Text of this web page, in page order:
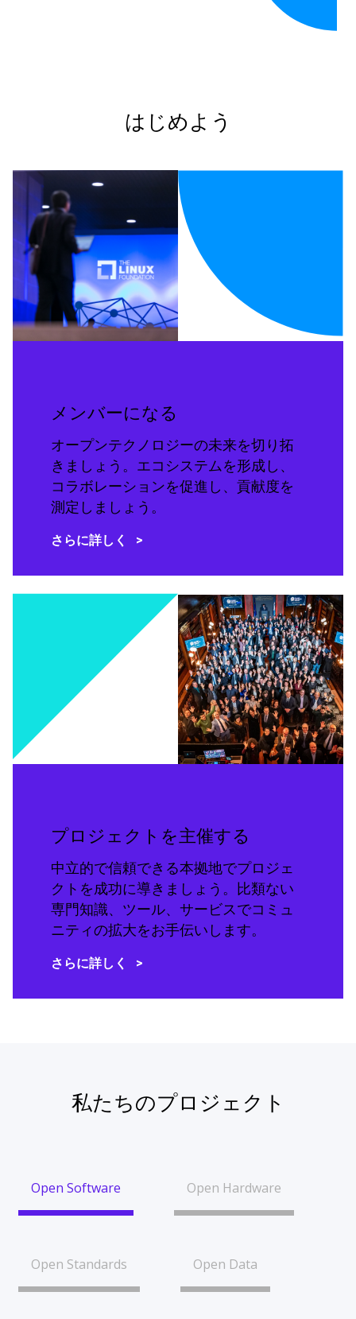
はじめよう
メンバーになる
オープンテクノロジーの未来を切り拓
きましょう。エコシステムを形成し、
コラボレーションを促進し、貢献度を
測定しましょう。
さらに詳しく
プロジェクトを主催する
中立的で信頼できる本拠地でプロジェ
クトを成功に導きましょう。比類ない
専門知識、ツール、サービスでコミュ
ニティの拡大をお手伝いします。
さらに詳しく
私たちのプロジェクト
Open Software Open Hardware
Open Standards Open Data